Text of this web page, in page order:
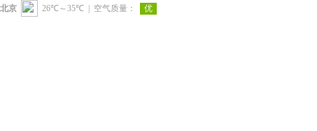
北京 26℃～35℃ | 空气质量： 优